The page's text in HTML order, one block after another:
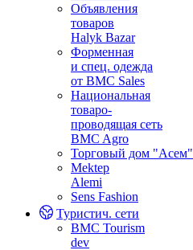
Объявления
товаров
Halyk Bazar
Форменная
и спец. одежда
от BMC Sales
Национальная
товаро-
проводящая сеть
BMC Agro
Торговый дом "Асем"
Mektep
Alemi
Sens Fashion
Туристич. сети
BMC Tourism
dev